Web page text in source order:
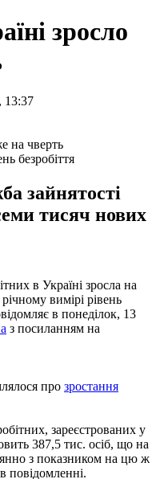
зросло
13:37
безробіття
зайнятості
тисяч нових
в Україні зросла на
вимірі рівень
в понеділок, 13
з посиланням на
про зростання
зареєстрованих у
387,5 тис. осіб, що на
з показником на цю ж
повідомленні.